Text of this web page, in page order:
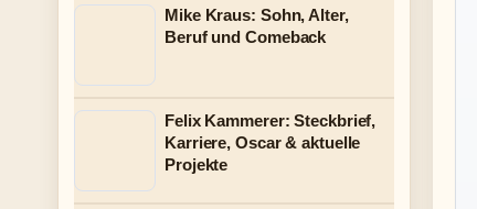
Mike Kraus: Sohn, Alter,
Beruf und Comeback
Felix Kammerer: Steckbrief,
Karriere, Oscar & aktuelle
Projekte